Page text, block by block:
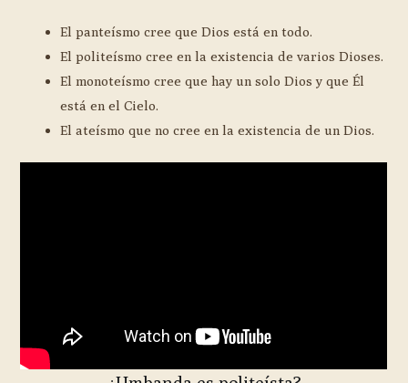
El panteísmo cree que Dios está en todo.
El politeísmo cree en la existencia de varios Dioses.
El monoteísmo cree que hay un solo Dios y que Él
está en el Cielo.
El ateísmo que no cree en la existencia de un Dios.